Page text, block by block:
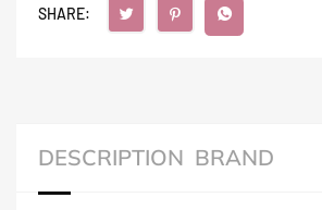
SHARE:
DESCRIPTION BRAND